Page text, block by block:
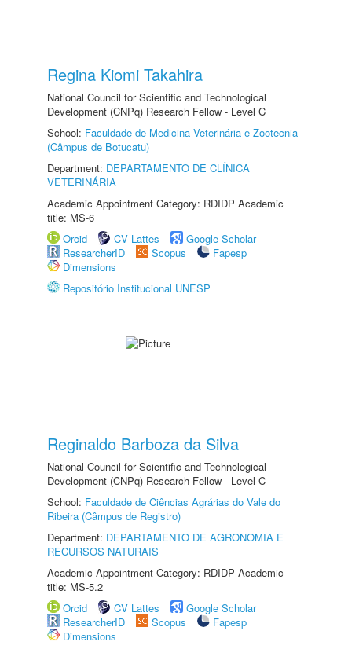
Regina Kiomi Takahira
National Council for Scientific and Technological
Development (CNPq) Research Fellow - Level C
School: Faculdade de Medicina Veterinária e Zootecnia
(Câmpus de Botucatu)
Department: DEPARTAMENTO DE CLÍNICA
VETERINÁRIA
Academic Appointment Category: RDIDP Academic
title: MS-6
Orcid
CV Lattes
Google Scholar
ResearcherID
Scopus
Fapesp
Dimensions
Repositório Institucional UNESP
Reginaldo Barboza da Silva
National Council for Scientific and Technological
Development (CNPq) Research Fellow - Level C
School: Faculdade de Ciências Agrárias do Vale do
Ribeira (Câmpus de Registro)
Department: DEPARTAMENTO DE AGRONOMIA E
RECURSOS NATURAIS
Academic Appointment Category: RDIDP Academic
title: MS-5.2
Orcid
CV Lattes
Google Scholar
ResearcherID
Scopus
Fapesp
Dimensions